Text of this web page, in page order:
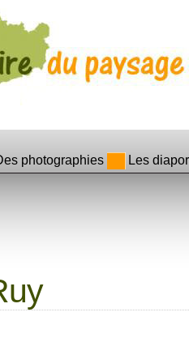
photographies Les